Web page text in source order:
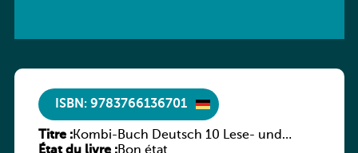
ISBN: 9783766136701
Titre :Kombi-Buch Deutsch 10 Lese- und